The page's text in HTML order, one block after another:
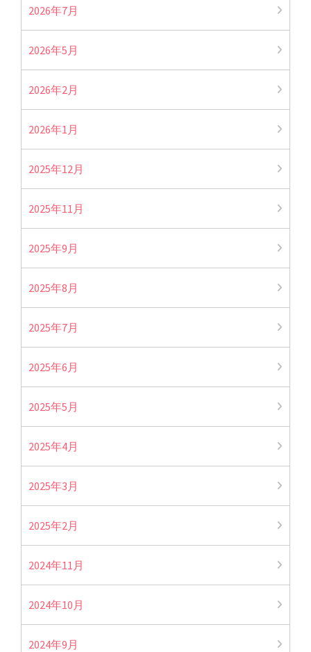
2026年7月
2026年5月
2026年2月
2026年1月
2025年12月
2025年11月
2025年9月
2025年8月
2025年7月
2025年6月
2025年5月
2025年4月
2025年3月
2025年2月
2024年11月
2024年10月
2024年9月